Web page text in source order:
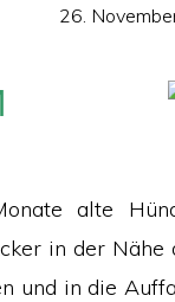
26.
alte
in der
und in die